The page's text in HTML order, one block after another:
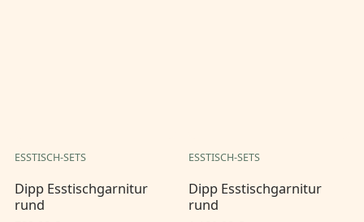
ESSTISCH-SETS
Dipp Esstischgarnitur
rund
ESSTISCH-SETS
Dipp Esstischgarnitur
rund